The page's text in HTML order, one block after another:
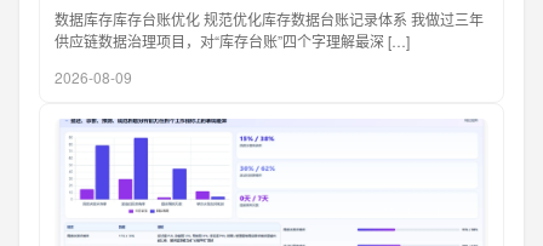
数据库存库存台账优化 规范优化库存数据台账记录体系 我做过三年
供应链数据治理项目，对“库存台账”四个字理解最深 […]
2026-08-09